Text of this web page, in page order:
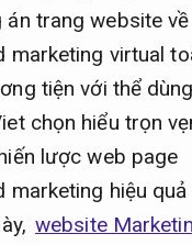
trang website về
marketing virtual
tiện với thể
chọn hiểu trọn
lược web page
marketing hiệu quả
website